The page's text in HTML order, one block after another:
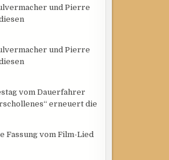
und Pierre
und Pierre
vom Dauerfahrer
erneuert die
Fassung vom Film-Lied